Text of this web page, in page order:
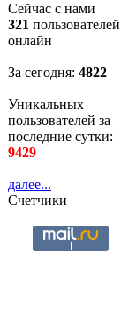
Сейчас с нами
321 пользователей
онлайн
За сегодня: 4822
Уникальных
пользователей за
последние сутки:
9429
далее...
Счетчики